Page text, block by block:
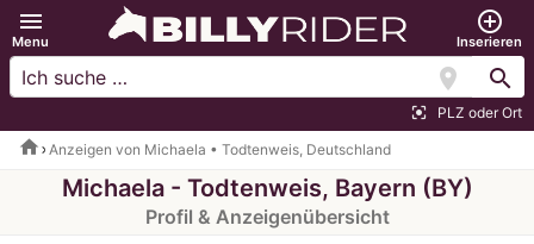
menu
Menu
add_circle_outline
Inserieren
location_on search
center_focus_strong PLZ oder Ort
home Anzeigen von Michaela • Todtenweis, Deutschland
Michaela - Todtenweis, Bayern (BY)
Profil & Anzeigenübersicht